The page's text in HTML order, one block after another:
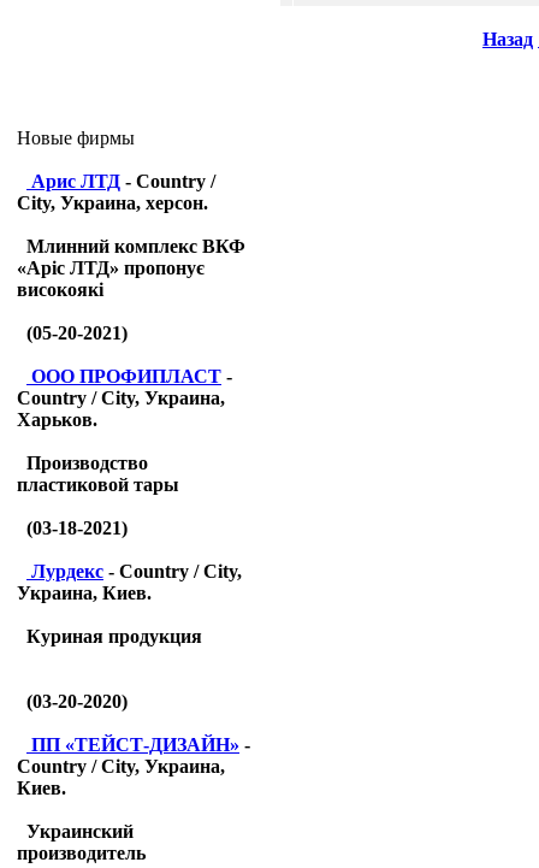
Новые фирмы
Арис ЛТД - Country /
City, Украина, херсон.
Млинний комплекс ВКФ
«Аріс ЛТД» пропонує
високоякі
(05-20-2021)
ООО ПРОФИПЛАСТ -
Country / City, Украина,
Харьков.
Производство
пластиковой тары
(03-18-2021)
Лурдекс - Country / City,
Украина, Киев.
Куриная продукция
(03-20-2020)
ПП «ТЕЙСТ-ДИЗАЙН» -
Country / City, Украина,
Киев.
Украинский
производитель
Назад